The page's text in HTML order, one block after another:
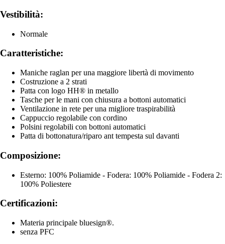
Vestibilità:
Normale
Caratteristiche:
Maniche raglan per una maggiore libertà di movimento
Costruzione a 2 strati
Patta con logo HH® in metallo
Tasche per le mani con chiusura a bottoni automatici
Ventilazione in rete per una migliore traspirabilità
Cappuccio regolabile con cordino
Polsini regolabili con bottoni automatici
Patta di bottonatura/riparo ant tempesta sul davanti
Composizione:
Esterno: 100% Poliamide - Fodera: 100% Poliamide - Fodera 2:
100% Poliestere
Certificazioni:
Materia principale bluesign®.
senza PFC